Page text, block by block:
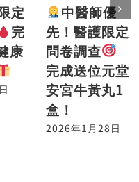
定
完
康
中醫師優
先！醫護限定
問卷調查
完成送位元堂
安宮牛黃丸1
盒！
2026年1月28日